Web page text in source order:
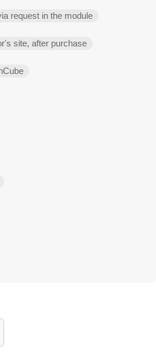
request in the module
site, after purchase